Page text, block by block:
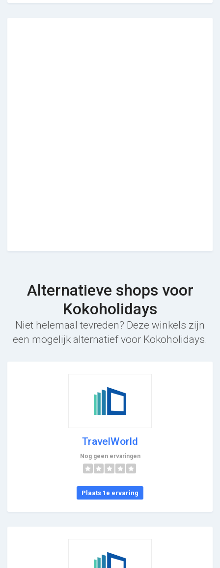
Alternatieve shops voor
Kokoholidays
Niet helemaal tevreden? Deze winkels zijn
een mogelijk alternatief voor Kokoholidays.
TravelWorld
Nog geen ervaringen
Plaats 1e ervaring